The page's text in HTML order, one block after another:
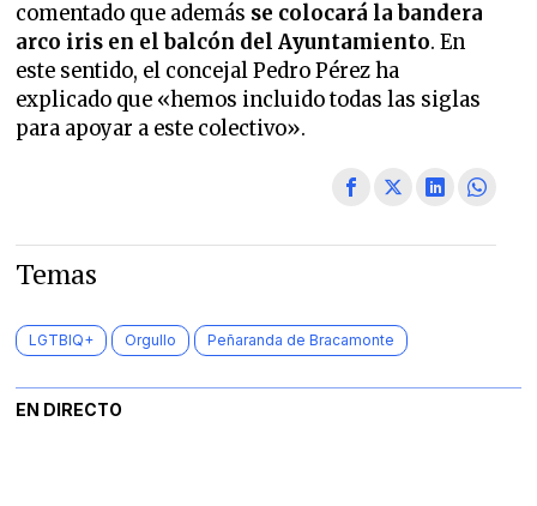
comentado que además se colocará la bandera
arco iris en el balcón del Ayuntamiento. En
este sentido, el concejal Pedro Pérez ha
explicado que «hemos incluido todas las siglas
para apoyar a este colectivo».
Temas
LGTBIQ+ Orgullo Peñaranda de Bracamonte
EN DIRECTO